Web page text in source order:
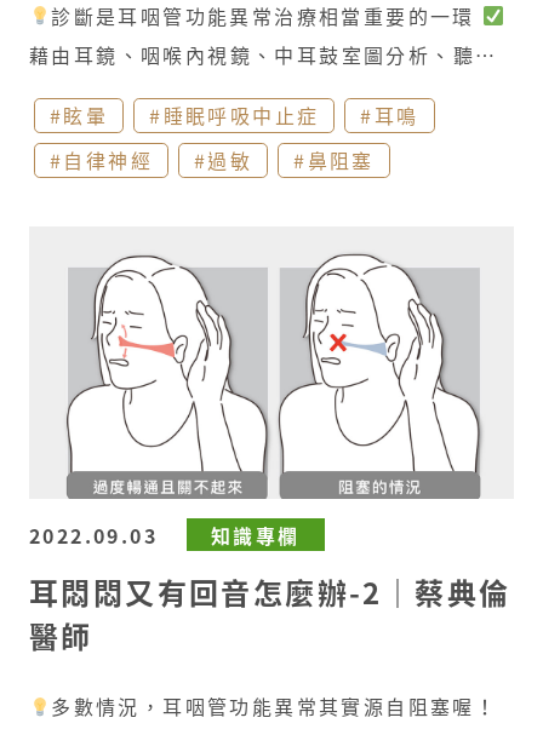
診斷是耳咽管功能異常治療相當重要的一環​
藉由耳鏡、咽喉內視鏡、中耳鼓室圖分析、聽力
測驗等檢查來確定診斷​
治療的方式則以局部處
置和藥物改善鼻部耳部相關的過敏發炎，胃食道
逆流相關藥物緩解咽喉部腫脹發炎，舊有服用藥
抗組織胺)，適當增重調整因減重引發的耳咽管過
度暢通。若是發現異常鼻咽腫塊則需透過進一步
病理確診規劃後續治療 全煜耳鼻喉科 蔡典倫醫師
#眩暈 #睡眠呼吸中止症
#耳鳴
#自律神經
#過敏 #鼻阻塞
2022.09.03 知識專欄
耳悶悶又有回音怎麼辦-2｜蔡典倫
醫師
多數情況，耳咽管功能異常其實源自阻塞喔！​